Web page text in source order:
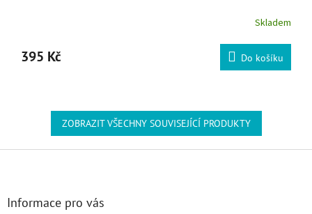
Skladem
395 Kč Do košíku
ZOBRAZIT VŠECHNY SOUVISEJÍCÍ PRODUKTY
Zápatí
Informace pro vás